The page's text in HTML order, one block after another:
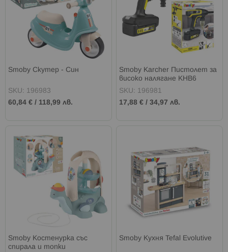
Smoby Скутер - Син
SKU: 196983
60,84 € / 118,99 лв.
Smoby Karcher Пистолет за
високо налягане KHB6
SKU: 196981
17,88 € /34,97 лв.
Smoby Костенурка със
спирала и топки
Smoby Кухня Tefal Evolutive